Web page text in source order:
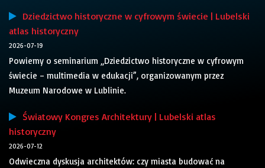
Dziedzictwo historyczne w cyfrowym świecie | Lubelski
atlas historyczny
2026-07-19
Powiemy o seminarium „Dziedzictwo historyczne w cyfrowym
świecie – multimedia w edukacji”, organizowanym przez
Muzeum Narodowe w Lublinie.
Światowy Kongres Architektury | Lubelski atlas
historyczny
2026-07-12
Odwieczna dyskusja architektów: czy miasta budować na